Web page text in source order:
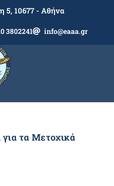
5, 10677 - Αθήνα
3802241 info@eaaa.gr
τα Μετοχικά